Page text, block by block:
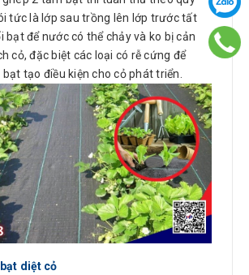
tức là lớp sau trồng lên lớp trước tất
bạt để nước có thể chảy và ko bị cản
cỏ, đặc biệt các loại có rễ cứng để
tạo điều kiện cho cỏ phát triển.
diệt cỏ